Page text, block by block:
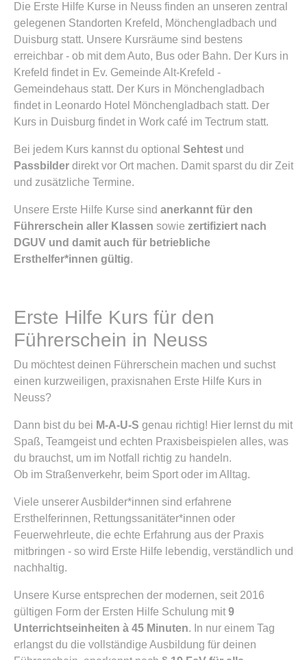
Die Erste Hilfe Kurse in Neuss finden an unseren zentral
gelegenen Standorten Krefeld, Mönchengladbach und
Duisburg statt. Unsere Kursräume sind bestens
erreichbar - ob mit dem Auto, Bus oder Bahn. Der Kurs in
Krefeld findet in Ev. Gemeinde Alt-Krefeld -
Gemeindehaus statt. Der Kurs in Mönchengladbach
findet in Leonardo Hotel Mönchengladbach statt. Der
Kurs in Duisburg findet in Work café im Tectrum statt.
Bei jedem Kurs kannst du optional Sehtest und
Passbilder direkt vor Ort machen. Damit sparst du dir Zeit
und zusätzliche Termine.
Unsere Erste Hilfe Kurse sind anerkannt für den
Führerschein aller Klassen sowie zertifiziert nach
DGUV und damit auch für betriebliche
Ersthelfer*innen gültig.
Erste Hilfe Kurs für den
Führerschein in Neuss
Du möchtest deinen Führerschein machen und suchst
einen kurzweiligen, praxisnahen Erste Hilfe Kurs in
Neuss?
Dann bist du bei M-A-U-S genau richtig! Hier lernst du mit
Spaß, Teamgeist und echten Praxisbeispielen alles, was
du brauchst, um im Notfall richtig zu handeln.
Ob im Straßenverkehr, beim Sport oder im Alltag.
Viele unserer Ausbilder*innen sind erfahrene
Ersthelferinnen, Rettungssanitäter*innen oder
Feuerwehrleute, die echte Erfahrung aus der Praxis
mitbringen - so wird Erste Hilfe lebendig, verständlich und
nachhaltig.
Unsere Kurse entsprechen der modernen, seit 2016
gültigen Form der Ersten Hilfe Schulung mit 9
Unterrichtseinheiten à 45 Minuten. In nur einem Tag
erlangst du die vollständige Ausbildung für deinen